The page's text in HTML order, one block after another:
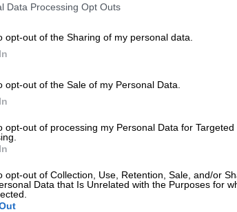
Data Processing Opt Outs
opt-out of the Sharing of my personal data.
opt-out of the Sale of my Personal Data.
opt-out of processing my Personal Data for Targeted
opt-out of Collection, Use, Retention, Sale, and/or
Data that Is Unrelated with the Purposes for
Σύσταση για αποφυγή
πλημμυρισμένων περιοχών,
Επιχείρηση απεγκλωβισμού 4
Διδυμότειχο -
κλειστή γέφυρα